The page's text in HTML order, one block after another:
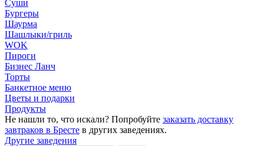
Суши
Бургеры
Шаурма
Шашлыки/гриль
WOK
Пироги
Бизнес Ланч
Торты
Банкетное меню
Цветы и подарки
Продукты
Не нашли то, что искали? Попробуйте заказать доставку
завтраков в Бресте в других заведениях.
Другие заведения